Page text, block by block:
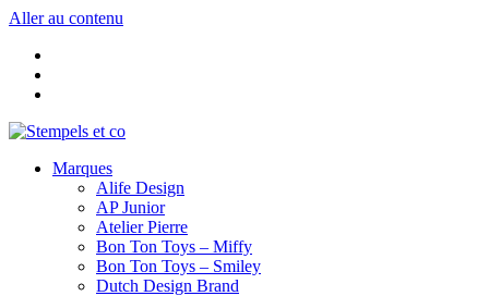
Aller au contenu
Marques
Alife Design
AP Junior
Atelier Pierre
Bon Ton Toys – Miffy
Bon Ton Toys – Smiley
Dutch Design Brand